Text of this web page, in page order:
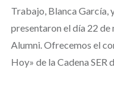
Trabajo, Blanca García,
presentaron el día 22 de
Alumni. Ofrecemos el
Hoy» de la Cadena SER